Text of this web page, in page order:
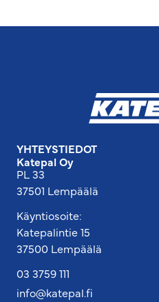
YHTEYSTIEDOT
Katepal Oy
PL 33
37501 Lempäälä
Käyntiosoite:
Katepalintie 15
37500 Lempäälä
03 3759 111
info@katepal.fi